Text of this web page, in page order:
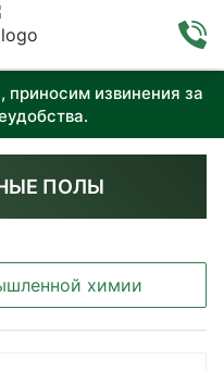
приносим извинения за
ПОЛЫ
химии